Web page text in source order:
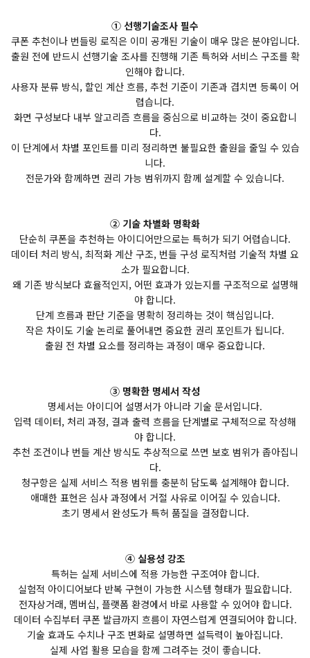
① 선행기술조사 필수
쿠폰 추천이나 번들링 로직은 이미 공개된 기술이 매우 많은 분야입니다.
출원 전에 반드시 선행기술 조사를 진행해 기존 특허와 서비스 구조를 확
인해야 합니다.
사용자 분류 방식, 할인 계산 흐름, 추천 기준이 기존과 겹치면 등록이 어
렵습니다.
화면 구성보다 내부 알고리즘 흐름을 중심으로 비교하는 것이 중요합니
다.
이 단계에서 차별 포인트를 미리 정리하면 불필요한 출원을 줄일 수 있습
니다.
전문가와 함께하면 권리 가능 범위까지 함께 설계할 수 있습니다.
② 기술 차별화 명확화
단순히 쿠폰을 추천하는 아이디어만으로는 특허가 되기 어렵습니다.
데이터 처리 방식, 최적화 계산 구조, 번들 구성 로직처럼 기술적 차별 요
소가 필요합니다.
왜 기존 방식보다 효율적인지, 어떤 효과가 있는지를 구조적으로 설명해
야 합니다.
단계 흐름과 판단 기준을 명확히 정리하는 것이 핵심입니다.
작은 차이도 기술 논리로 풀어내면 중요한 권리 포인트가 됩니다.
출원 전 차별 요소를 정리하는 과정이 매우 중요합니다.
③ 명확한 명세서 작성
명세서는 아이디어 설명서가 아니라 기술 문서입니다.
입력 데이터, 처리 과정, 결과 출력 흐름을 단계별로 구체적으로 작성해
야 합니다.
추천 조건이나 번들 계산 방식도 추상적으로 쓰면 보호 범위가 좁아집니
다.
청구항은 실제 서비스 적용 범위를 충분히 담도록 설계해야 합니다.
애매한 표현은 심사 과정에서 거절 사유로 이어질 수 있습니다.
초기 명세서 완성도가 특허 품질을 결정합니다.
④ 실용성 강조
특허는 실제 서비스에 적용 가능한 구조여야 합니다.
실험적 아이디어보다 반복 구현이 가능한 시스템 형태가 필요합니다.
전자상거래, 멤버십, 플랫폼 환경에서 바로 사용할 수 있어야 합니다.
데이터 수집부터 쿠폰 발급까지 흐름이 자연스럽게 연결되어야 합니다.
기술 효과도 수치나 구조 변화로 설명하면 설득력이 높아집니다.
실제 사업 활용 모습을 함께 그려주는 것이 좋습니다.